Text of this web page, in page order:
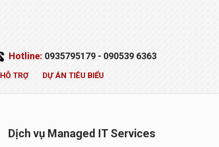
Hotline:0935795179 - 090539 6363
HỖ TRỢ
DỰ ÁN TIÊU BIỂU
Dịch vụ Managed IT Services